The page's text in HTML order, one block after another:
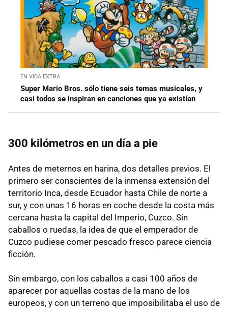
EN VIDA EXTRA
Super Mario Bros. sólo tiene seis temas musicales, y
casi todos se inspiran en canciones que ya existían
300 kilómetros en un día a pie
Antes de meternos en harina, dos detalles previos. El
primero ser conscientes de la inmensa extensión del
territorio Inca, desde Ecuador hasta Chile de norte a
sur, y con unas 16 horas en coche desde la costa más
cercana hasta la capital del Imperio, Cuzco. Sin
caballos o ruedas, la idea de que el emperador de
Cuzco pudiese comer pescado fresco parece ciencia
ficción.
Sin embargo, con los caballos a casi 100 años de
aparecer por aquellas costas de la mano de los
europeos, y con un terreno que imposibilitaba el uso de